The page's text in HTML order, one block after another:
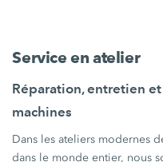
Service en atelier
Réparation, entretien
machines
Dans les ateliers modernes
dans le monde entier, nous